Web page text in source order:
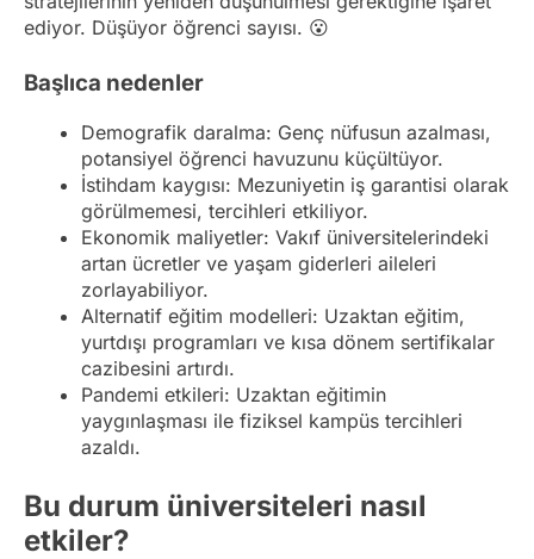
ediyor. Düşüyor öğrenci sayısı. 😮
Başlıca nedenler
Demografik daralma: Genç nüfusun azalması,
potansiyel öğrenci havuzunu küçültüyor.
İstihdam kaygısı: Mezuniyetin iş garantisi olarak
görülmemesi, tercihleri etkiliyor.
Ekonomik maliyetler: Vakıf üniversitelerindeki
artan ücretler ve yaşam giderleri aileleri
zorlayabiliyor.
Alternatif eğitim modelleri: Uzaktan eğitim,
yurtdışı programları ve kısa dönem sertifikalar
cazibesini artırdı.
Pandemi etkileri: Uzaktan eğitimin
yaygınlaşması ile fiziksel kampüs tercihleri
azaldı.
Bu durum üniversiteleri nasıl
etkiler?